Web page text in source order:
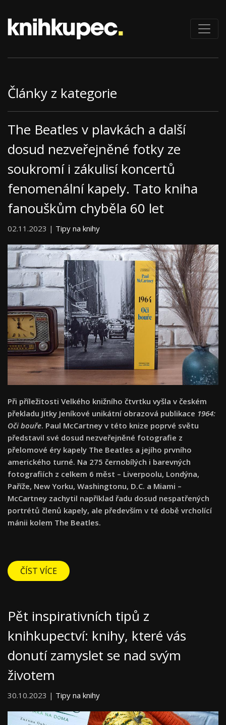
Články z kategorie
The Beatles v plavkách a další
dosud nezveřejněné fotky ze
soukromí i zákulisí koncertů
fenomenální kapely. Tato kniha
fanouškům chyběla 60 let
02.11.2023 | Tipy na knihy
Při příležitosti Velkého knižního čtvrtku vyšla v českém
překladu Jitky Jeníkové unikátní obrazová publikace 1964:
Oči bouře. Paul McCartney v této knize poprvé světu
představil své dosud nezveřejněné fotografie z
přelomové éry kapely The Beatles a jejího prvního
amerického turné. Na 275 černobílých i barevných
fotografiích z celkem 6 měst – Liverpoolu, Londýna,
Paříže, New Yorku, Washingtonu, D.C. a Miami –
McCartney zachytil například řadu dosud nespatřených
portrétů členů kapely, ale především v té době vrcholící
mánii kolem The Beatles.
ČÍST VÍCE
Pět inspirativních tipů z
knihkupectví: knihy, které vás
donutí zamyslet se nad svým
životem
30.10.2023 | Tipy na knihy